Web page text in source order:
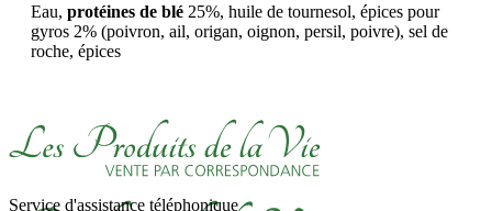
Eau, protéines de blé 25%, huile de tournesol, épices pour
gyros 2% (poivron, ail, origan, oignon, persil, poivre), sel de
roche, épices
Service d'assistance téléphonique